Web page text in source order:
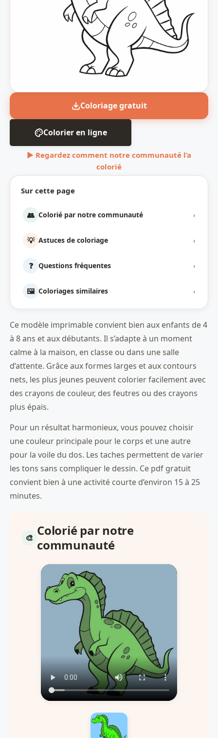
Sur cette page
👥 Colorié par notre communauté ›
💡 Astuces de coloriage ›
❓ Questions fréquentes ›
🖼️ Coloriages similaires ›
Coloriage gratuit
Colorier en ligne
▶ Regardez comment notre communauté l’a
colorié
Ce modèle imprimable convient bien aux enfants de 4
à 8 ans et aux débutants. Il s’adapte à un moment
calme à la maison, en classe ou dans une salle
d’attente. Grâce aux formes larges et aux contours
nets, les plus jeunes peuvent colorier facilement avec
des crayons de couleur, des feutres ou des crayons
plus épais.
Pour un résultat harmonieux, vous pouvez choisir
une couleur principale pour le corps et une autre
pour la voile du dos. Les taches permettent de varier
les tons sans compliquer le dessin. Ce pdf gratuit
convient bien à une activité courte d’environ 15 à 25
minutes.
Colorié par notre
communauté